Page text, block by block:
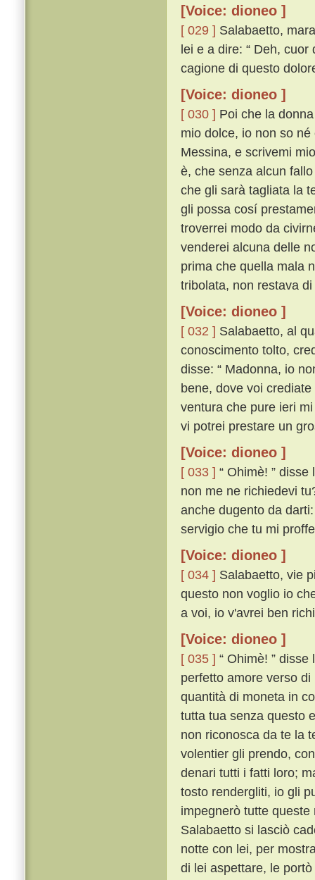
[Voice: dioneo ]
[ 029 ] Salabaetto,
lei e a dire: “ Deh,
cagione di questo
[Voice: dioneo ]
[ 030 ] Poi che la
mio dolce, io non so
Messina, e scrivemi
è, che senza alcun
che gli sarà tagliata la
gli possa cosí
troverrei modo da
venderei alcuna delle
prima che quella mala
tribolata, non restava
[Voice: dioneo ]
[ 032 ] Salabaetto, al
conoscimento tolto,
disse: “ Madonna, io
bene, dove voi
ventura che pure ieri
vi potrei prestare un
[Voice: dioneo ]
[ 033 ] “ Ohimè! ”
non me ne richiedevi
anche dugento da
servigio che tu mi
[Voice: dioneo ]
[ 034 ] Salabaetto, vie
questo non voglio io
a voi, io v'avrei ben
[Voice: dioneo ]
[ 035 ] “ Ohimè! ”
perfetto amore verso
quantità di moneta in
tutta tua senza questo
non riconosca da te la
volentier gli prendo,
denari tutti i fatti loro;
tosto rendergliti, io gli
impegnerò tutte
Salabaetto si lasciò
notte con lei, per
di lei aspettare, le